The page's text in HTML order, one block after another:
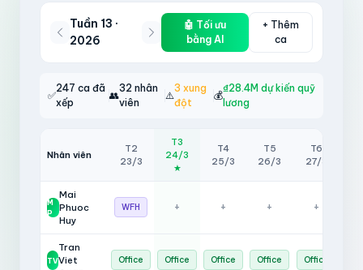
Tuần 13 ·
2026
🤖 Tối ưu
bằng AI
+ Thêm
ca
✅
247 ca đã
xếp
👥
32 nhân
viên
⚠️
3 xung
đột
💰
₫28.4M dự kiến quỹ
lương
Nhân viên
T2
23/3
T3
24/3
★
T4
25/3
T5
26/3
T6
27/3
M
P
Mai
Phuoc
Huy
WFH + + + +
TV
Tran
Viet
Office Office Office Office Office